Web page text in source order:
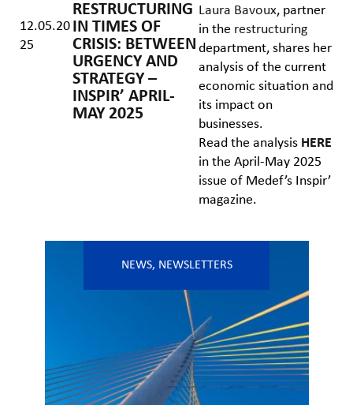
12.05.20
25
RESTRUCTURING
IN TIMES OF
CRISIS: BETWEEN
URGENCY AND
STRATEGY –
INSPIR’ APRIL-
MAY 2025
Laura Bavoux, partner
in the restructuring
department, shares her
analysis of the current
economic situation and
its impact on
businesses.
Read the analysis HERE
in the April-May 2025
issue of Medef’s Inspir’
magazine.
NEWS, NEWSLETTERS